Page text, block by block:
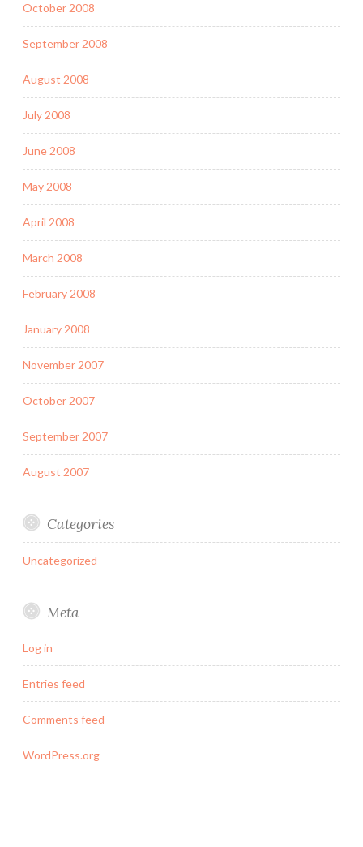
October 2008
September 2008
August 2008
July 2008
June 2008
May 2008
April 2008
March 2008
February 2008
January 2008
November 2007
October 2007
September 2007
August 2007
Categories
Uncategorized
Meta
Log in
Entries feed
Comments feed
WordPress.org